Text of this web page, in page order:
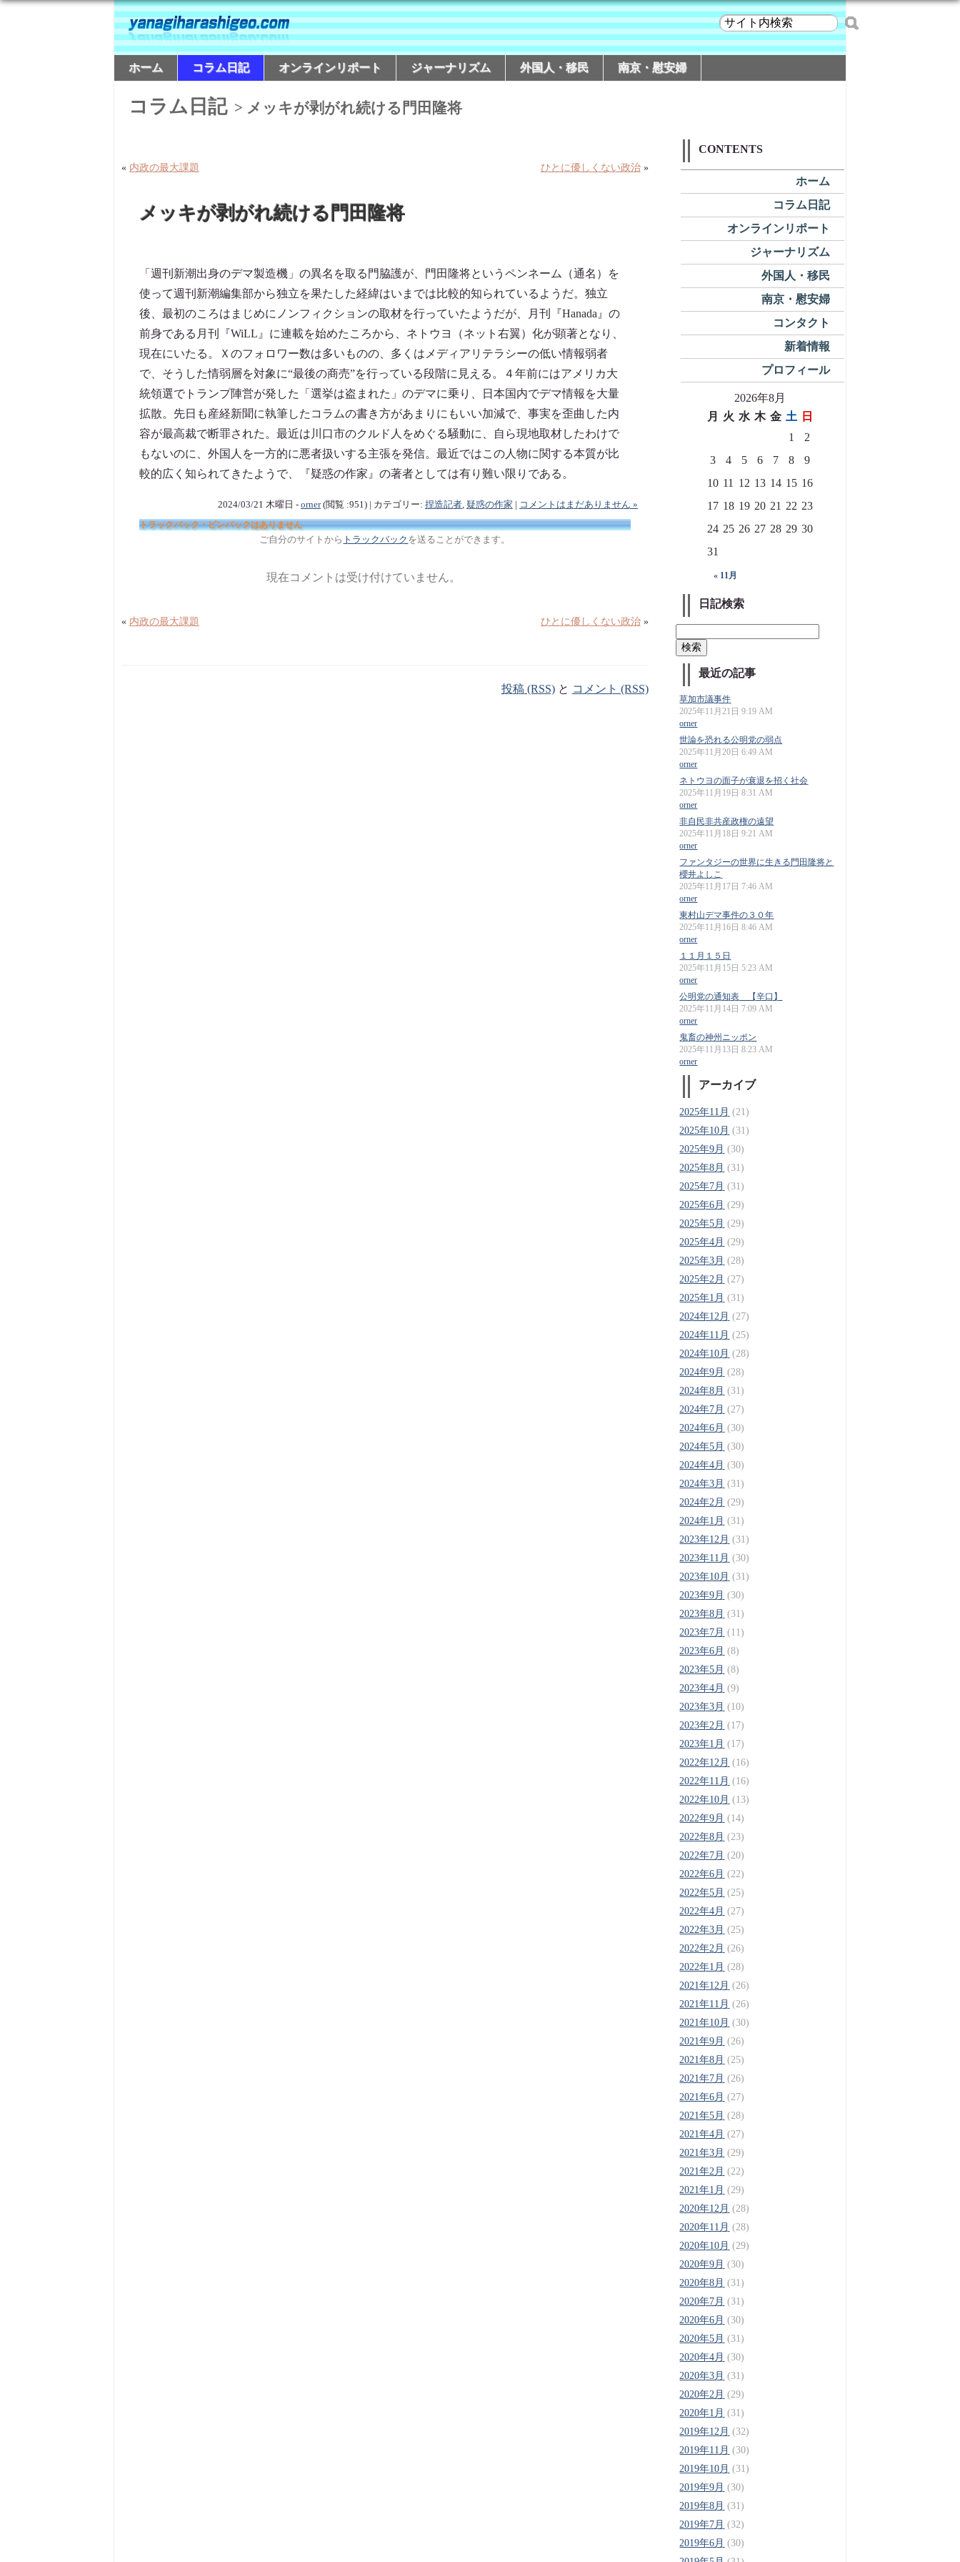
ホーム コラム日記 オンラインリポート ジャーナリズム 外国人・移民 南京・慰安婦
コラム日記> メッキが剥がれ続ける門田隆将
« 内政の最大課題 ひとに優しくない政治»
メッキが剥がれ続ける門田隆将
「週刊新潮出身のデマ製造機」の異名を取る門脇護が、門田隆将というペンネーム（通名）を
使って週刊新潮編集部から独立を果たした経緯はいまでは比較的知られているようだ。独立
後、最初のころはまじめにノンフィクションの取材を行っていたようだが、月刊『Hanada』の
前身である月刊『WiLL』に連載を始めたころから、ネトウヨ（ネット右翼）化が顕著となり、
現在にいたる。Ｘのフォロワー数は多いものの、多くはメディアリテラシーの低い情報弱者
で、そうした情弱層を対象に“最後の商売”を行っている段階に見える。４年前にはアメリカ大
統領選でトランプ陣営が発した「選挙は盗まれた」のデマに乗り、日本国内でデマ情報を大量
拡散。先日も産経新聞に執筆したコラムの書き方があまりにもいい加減で、事実を歪曲した内
容が最高裁で断罪された。最近は川口市のクルド人をめぐる騒動に、自ら現地取材したわけで
もないのに、外国人を一方的に悪者扱いする主張を発信。最近ではこの人物に関する本質が比
較的広く知られてきたようで、『疑惑の作家』の著者としては有り難い限りである。
2024/03/21 木曜日 - orner(閲覧 :951) | カテゴリー: 捏造記者, 疑惑の作家
コメントはまだありません »
トラックバック・ピンバックはありません
ご自分のサイトから トラックバック を送ることができます。
現在コメントは受け付けていません。
« 内政の最大課題 ひとに優しくない政治»
投稿 (RSS)と コメント (RSS)
CONTENTS
ホーム
コラム日記
オンラインリポート
ジャーナリズム
外国人・移民
南京・慰安婦
コンタクト
新着情報
プロフィール
2026年8月
月 火 水 木 金 土 日
« 11月
1
2
3
4 5 6 7 8
9
10 11 12 13 14 15 16
17 18 19 20 21 22 23
24 25 26 27 28 29 30
31
日記検索
最近の記事
草加市議事件
2025年11月21日 9:19 AM
orner
世論を恐れる公明党の弱点
2025年11月20日 6:49 AM
orner
ネトウヨの面子が衰退を招く社会
2025年11月19日 8:31 AM
orner
非自民非共産政権の遠望
2025年11月18日 9:21 AM
orner
ファンタジーの世界に生きる門田隆将と
櫻井よしこ
2025年11月17日 7:46 AM
orner
東村山デマ事件の３０年
2025年11月16日 8:46 AM
orner
１１月１５日
2025年11月15日 5:23 AM
orner
公明党の通知表 【辛口】
2025年11月14日 7:09 AM
orner
鬼畜の神州ニッポン
2025年11月13日 8:23 AM
orner
アーカイブ
2025年11月 (21)
2025年10月 (31)
2025年9月 (30)
2025年8月 (31)
2025年7月 (31)
2025年6月 (29)
2025年5月 (29)
2025年4月 (29)
2025年3月 (28)
2025年2月 (27)
2025年1月 (31)
2024年12月 (27)
2024年11月 (25)
2024年10月 (28)
2024年9月 (28)
2024年8月 (31)
2024年7月 (27)
2024年6月 (30)
2024年5月 (30)
2024年4月 (30)
2024年3月 (31)
2024年2月 (29)
2024年1月 (31)
2023年12月 (31)
2023年11月 (30)
2023年10月 (31)
2023年9月 (30)
2023年8月 (31)
2023年7月 (11)
2023年6月 (8)
2023年5月 (8)
2023年4月 (9)
2023年3月 (10)
2023年2月 (17)
2023年1月 (17)
2022年12月 (16)
2022年11月 (16)
2022年10月 (13)
2022年9月 (14)
2022年8月 (23)
2022年7月 (20)
2022年6月 (22)
2022年5月 (25)
2022年4月 (27)
2022年3月 (25)
2022年2月 (26)
2022年1月 (28)
2021年12月 (26)
2021年11月 (26)
2021年10月 (30)
2021年9月 (26)
2021年8月 (25)
2021年7月 (26)
2021年6月 (27)
2021年5月 (28)
2021年4月 (27)
2021年3月 (29)
2021年2月 (22)
2021年1月 (29)
2020年12月 (28)
2020年11月 (28)
2020年10月 (29)
2020年9月 (30)
2020年8月 (31)
2020年7月 (31)
2020年6月 (30)
2020年5月 (31)
2020年4月 (30)
2020年3月 (31)
2020年2月 (29)
2020年1月 (31)
2019年12月 (32)
2019年11月 (30)
2019年10月 (31)
2019年9月 (30)
2019年8月 (31)
2019年7月 (32)
2019年6月 (30)